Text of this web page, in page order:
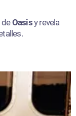
deOasisy revela